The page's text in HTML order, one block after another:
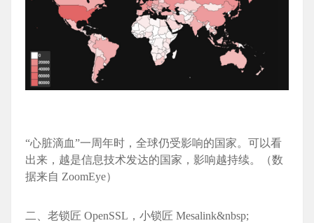
“心脏滴血”一周年时，全球仍受影响的国家。可以看
出来，越是信息技术发达的国家，影响越持续。（数
据来自 ZoomEye）
二、老锁匠 OpenSSL，小锁匠 Mesalink&nbsp;